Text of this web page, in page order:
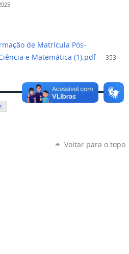
de Matrícula Pós-
e Matemática (1).pdf — 353
Voltar para o topo